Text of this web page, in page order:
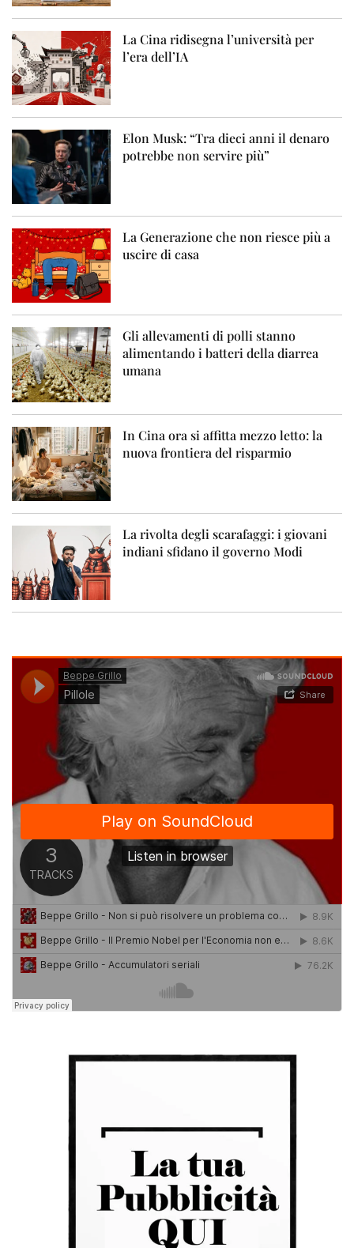
La Cina ridisegna l’università per
l’era dell’IA
Elon Musk: “Tra dieci anni il denaro
potrebbe non servire più”
La Generazione che non riesce più a
uscire di casa
Gli allevamenti di polli stanno
alimentando i batteri della diarrea
umana
In Cina ora si affitta mezzo letto: la
nuova frontiera del risparmio
La rivolta degli scarafaggi: i giovani
indiani sfidano il governo Modi